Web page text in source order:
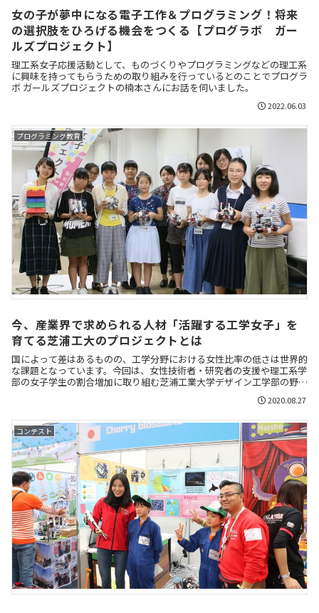
女の子が夢中になる電子工作＆プログラミング！将来
の選択肢をひろげる機会をつくる【プログラボ ガー
ルズプロジェクト】
理工系女子応援活動として、ものづくりやプログラミングなどの理工系
に興味を持ってもらうための取り組みを行っているとのことでプログラ
ボ ガールズプロジェクトの楠本さんにお話を伺いました。
2022.06.03
プログラミング教育
今、産業界で求められる人材「活躍する工学女子」を
育てる芝浦工大のプロジェクトとは
国によって差はあるものの、工学分野における女性比率の低さは世界的
な課題となっています。今回は、女性技術者・研究者の支援や理工系学
部の女子学生の割合増加に取り組む芝浦工業大学デザイン工学部の野田
2020.08.27
コンテスト